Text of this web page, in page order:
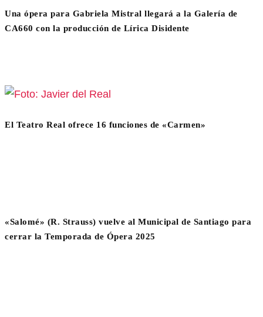
Una ópera para Gabriela Mistral llegará a la Galería de
CA660 con la producción de Lírica Disidente
El Teatro Real ofrece 16 funciones de «Carmen»
«Salomé» (R. Strauss) vuelve al Municipal de Santiago para
cerrar la Temporada de Ópera 2025